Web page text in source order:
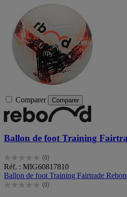
Comparer Comparer
Ballon de foot Training
(0)
0.0
sur
5
étoiles.
Réf. : MIG60817810
Ballon de foot Training Fairtrade
(0)
0.0